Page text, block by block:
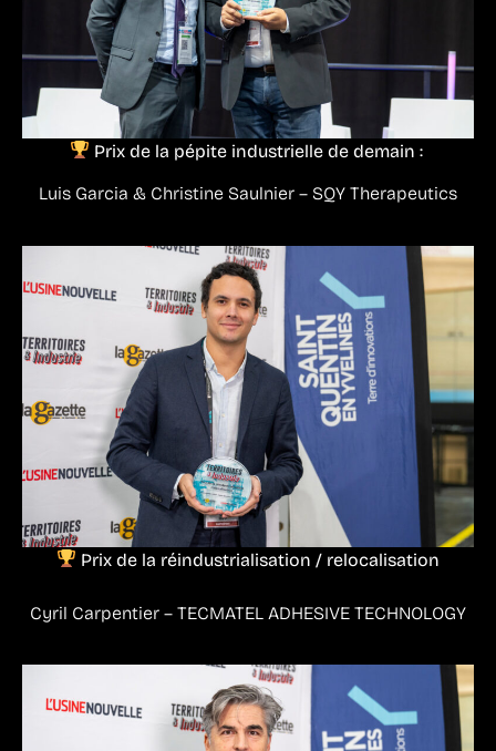
Prix de la pépite industrielle de demain :
Luis Garcia & Christine Saulnier – SQY Therapeutics
Prix de la réindustrialisation / relocalisation
Cyril Carpentier – TECMATEL ADHESIVE TECHNOLOGY